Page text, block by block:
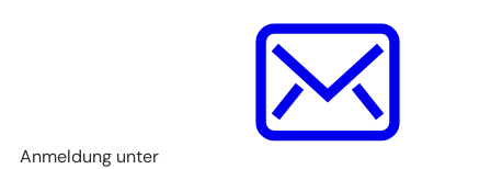
Anmeldung unter